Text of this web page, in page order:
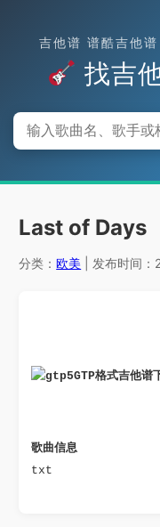
吉他谱 谱酷吉他
找吉
Last of Days
分类：欧美 | 发布时间
GTP格式吉他谱
歌曲信息
txt